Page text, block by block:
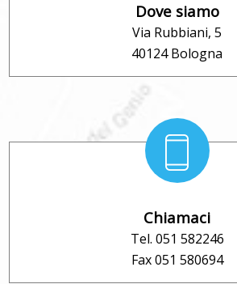
Dove siamo
Via Rubbiani, 5
40124 Bologna
Chiamaci
Tel. 051 582246
Fax 051 580694